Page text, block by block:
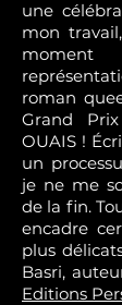
une
mon
moment
roman
Grand
OUAIS !
un
je ne me
de la fin.
encadre
plus
Basri,
Editions